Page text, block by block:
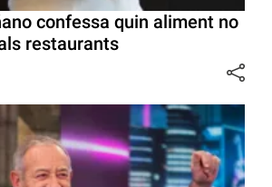
confessa quin aliment no
restaurants